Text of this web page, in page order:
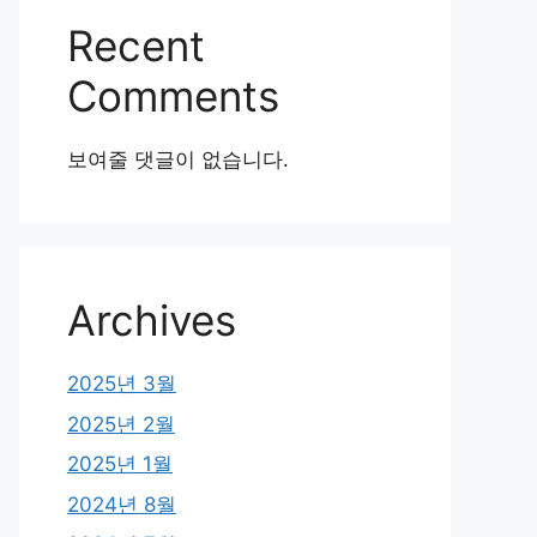
Recent
Comments
보여줄 댓글이 없습니다.
Archives
2025년 3월
2025년 2월
2025년 1월
2024년 8월